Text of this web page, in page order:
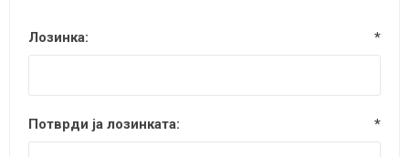
Лозинка: *
Потврди ја лозинката: *